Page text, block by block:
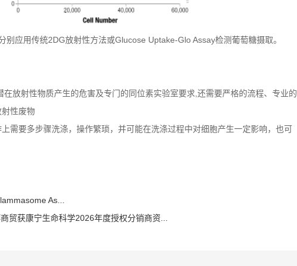
别应用传统2DG放射性方法或Glucose Uptake-Glo Assay检测葡萄糖摄取。
在放射性物质产生的危害及专门的同位素实验室要求,还需要严格的流程、专业的
性废物
需要多步骤洗涤，操作繁琐，并可能在洗涤过程中对细胞产生一定影响，也可
As...
贸获康宁生命科学2026年度授权分销商资...